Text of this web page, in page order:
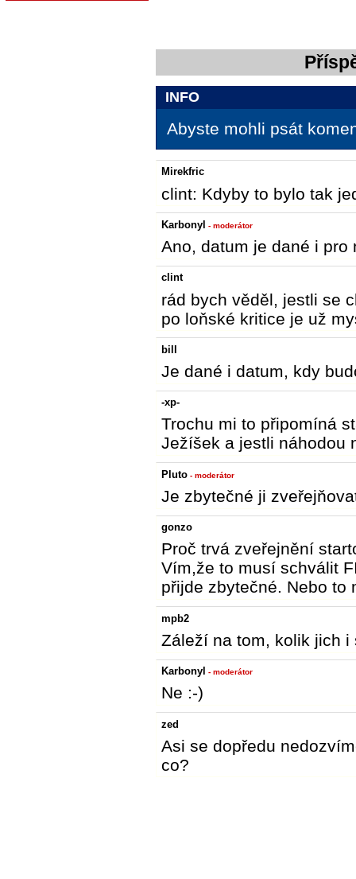
INFO
Abyste mohli psát
Mirekfric
clint: Kdyby to bylo tak
Karbonyl - moderátor
Ano, datum je dané i pro
clint
rád bych věděl, jestli se
po loňské kritice je už
bill
Je dané i datum, kdy
-xp-
Trochu mi to připomíná
Ježíšek a jestli náhodou
Pluto - moderátor
Je zbytečné ji
gonzo
Proč trvá zveřejnění
Vím,že to musí schválit
přijde zbytečné. Nebo to
mpb2
Záleží na tom, kolik jich i
Karbonyl - moderátor
Ne :-)
zed
Asi se dopředu
co?